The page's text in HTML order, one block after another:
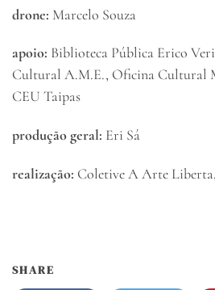
drone: Marcelo Souza
apoio: Biblioteca Pública Erico
Cultural A.M.E., Oficina Cultural
CEU Taipas
produção geral: Eri Sá
realização: Coletive A Arte
SHARE